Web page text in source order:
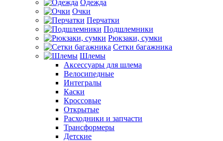
Одежда
Очки
Перчатки
Подшлемники
Рюкзаки, сумки
Сетки багажника
Шлемы
Аксессуары для шлема
Велосипедные
Интегралы
Каски
Кроссовые
Открытые
Расходники и запчасти
Трансформеры
Детские